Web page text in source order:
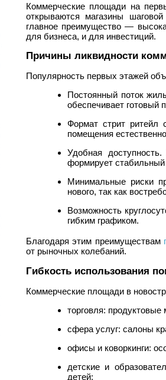
Коммерческие площади на
открываются магазины
главное преимущество —
для бизнеса, и для инвестиций.
Причины ликвидности
Популярность первых этажей
Постоянный поток
обеспечивает готовый
Формат стрит ритейл
помещения
Удобная
формирует стабильный
Минимальные риски
нового, так как
Возможность
гибким графиком.
Благодаря этим преимуществам
от рыночных колебаний.
Гибкость использования
Коммерческие площади в
торговля:
сфера услуг: салоны
офисы и коворкинги:
детские и
детей;